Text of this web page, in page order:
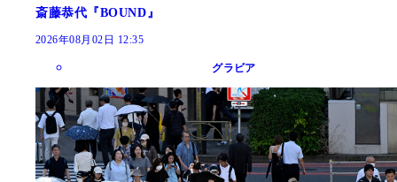
斎藤恭代『BOUND』
2026年08月02日 12:35
グラビア